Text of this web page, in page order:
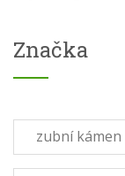
Značka
zubní kámen